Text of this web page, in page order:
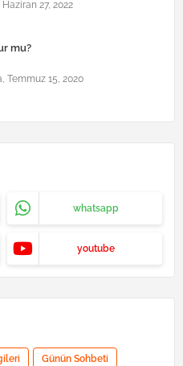
27, 2022
mu?
Temmuz 15, 2020
whatsapp
youtube
Günün Sohbeti